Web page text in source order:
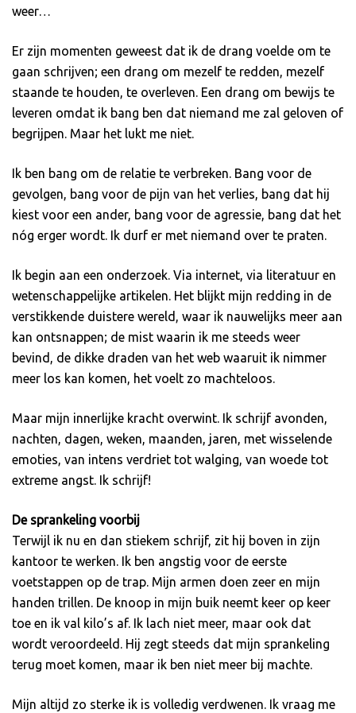
weer…
Er zijn momenten geweest dat ik de drang voelde om te
gaan schrijven; een drang om mezelf te redden, mezelf
staande te houden, te overleven. Een drang om bewijs te
leveren omdat ik bang ben dat niemand me zal geloven of
begrijpen. Maar het lukt me niet.
Ik ben bang om de relatie te verbreken. Bang voor de
gevolgen, bang voor de pijn van het verlies, bang dat hij
kiest voor een ander, bang voor de agressie, bang dat het
nóg erger wordt. Ik durf er met niemand over te praten.
Ik begin aan een onderzoek. Via internet, via literatuur en
wetenschappelijke artikelen. Het blijkt mijn redding in de
verstikkende duistere wereld, waar ik nauwelijks meer aan
kan ontsnappen; de mist waarin ik me steeds weer
bevind, de dikke draden van het web waaruit ik nimmer
meer los kan komen, het voelt zo machteloos.
Maar mijn innerlijke kracht overwint. Ik schrijf avonden,
nachten, dagen, weken, maanden, jaren, met wisselende
emoties, van intens verdriet tot walging, van woede tot
extreme angst. Ik schrijf!
De sprankeling voorbij
Terwijl ik nu en dan stiekem schrijf, zit hij boven in zijn
kantoor te werken. Ik ben angstig voor de eerste
voetstappen op de trap. Mijn armen doen zeer en mijn
handen trillen. De knoop in mijn buik neemt keer op keer
toe en ik val kilo’s af. Ik lach niet meer, maar ook dat
wordt veroordeeld. Hij zegt steeds dat mijn sprankeling
terug moet komen, maar ik ben niet meer bij machte.
Mijn altijd zo sterke ik is volledig verdwenen. Ik vraag me